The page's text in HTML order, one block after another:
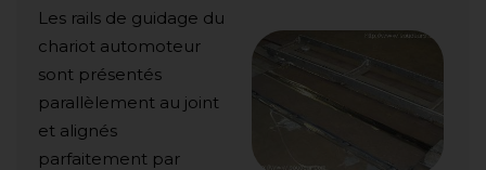
Les rails de guidage du
chariot automoteur
sont présentés
parallèlement au joint
et alignés
parfaitement par